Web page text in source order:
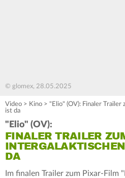
© glomex, 28.05.2025
Video > Kino > "Elio" (OV): Finaler Trailer
ist da
"Elio" (OV):
FINALER TRAILER
DA
Im finalen Trailer zum Pixar-Film